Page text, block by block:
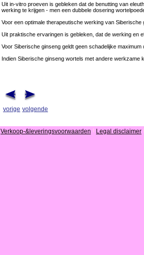
Uit in-vitro proeven is gebleken dat de benutting van
werking te krijgen - men een dubbele dosering
Voor een optimale therapeutische werking van
Uit praktische ervaringen is gebleken, dat de werking en
Voor Siberische ginseng geldt geen schadelijke
Indien Siberische ginseng wortels met andere werkzame
vorige volgende
Verkoop-&leveringsvoorwaarden Legal disclaimer